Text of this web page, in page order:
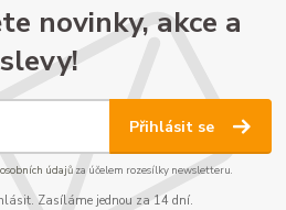
novinky, akce a
slevy!
Přihlásit se
údajůza účelem rozesílky newsletteru.
Zasíláme jednou za 14 dní.